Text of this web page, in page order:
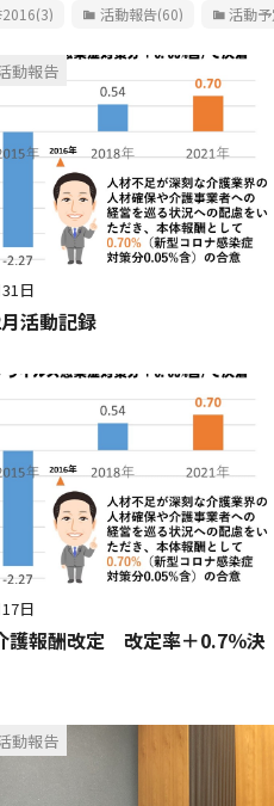
(3) 活動報告(60) 活動予
日
活動記録
動報告
日
護報酬改定 改定率＋0.7％決
動報告